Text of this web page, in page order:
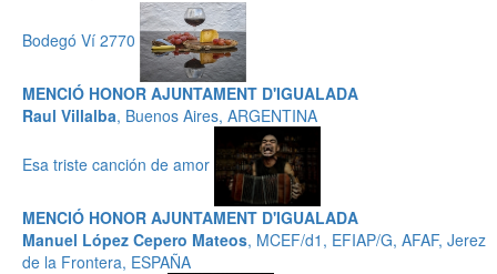
Bodegó Ví 2770
MENCIÓ HONOR AJUNTAMENT D'IGUALADA
Raul Villalba, Buenos Aires, ARGENTINA
Esa triste canción de amor
MENCIÓ HONOR AJUNTAMENT D'IGUALADA
Manuel López Cepero Mateos, MCEF/d1, EFIAP/G, AFAF, Jerez
de la Frontera, ESPAÑA